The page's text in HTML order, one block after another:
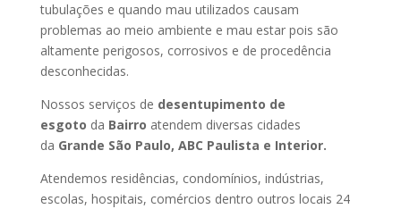
tubulações e quando mau utilizados causam
problemas ao meio ambiente e mau estar pois são
altamente perigosos, corrosivos e de procedência
desconhecidas.
Nossos serviços de desentupimento de
esgoto da Bairro atendem diversas cidades
da Grande São Paulo, ABC Paulista e Interior.
Atendemos residências, condomínios, indústrias,
escolas, hospitais, comércios dentro outros locais 24